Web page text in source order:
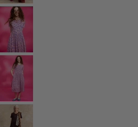
Modestücke für kühle Abende
Gemusterte Kleidung
Baumwollkleidung
Bio-Baumwolle
Strand- und Bademode
Partymode